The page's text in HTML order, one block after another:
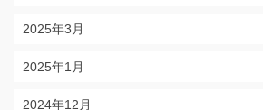
2025年3月
2025年1月
2024年12月